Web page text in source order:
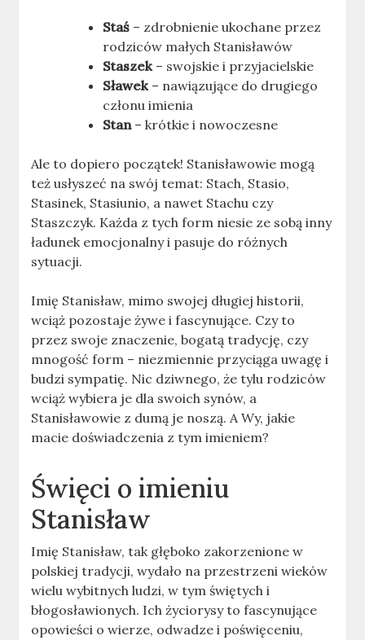
Staś – zdrobnienie ukochane przez
rodziców małych Stanisławów
Staszek– swojskie i przyjacielskie
Sławek– nawiązujące do drugiego
członu imienia
Stan– krótkie i nowoczesne
Ale to dopiero początek! Stanisławowie mogą
też usłyszeć na swój temat: Stach, Stasio,
Stasinek, Stasiunio, a nawet Stachu czy
Staszczyk. Każda z tych form niesie ze sobą inny
ładunek emocjonalny i pasuje do różnych
sytuacji.
Imię Stanisław, mimo swojej długiej historii,
wciąż pozostaje żywe i fascynujące. Czy to
przez swoje znaczenie, bogatą tradycję, czy
mnogość form – niezmiennie przyciąga uwagę i
budzi sympatię. Nic dziwnego, że tylu rodziców
wciąż wybiera je dla swoich synów, a
Stanisławowie z dumą je noszą. A Wy, jakie
macie doświadczenia z tym imieniem?
Święci o imieniu
Stanisław
Imię Stanisław, tak głęboko zakorzenione w
polskiej tradycji, wydało na przestrzeni wieków
wielu wybitnych ludzi, w tym świętych i
błogosławionych. Ich życiorysy to fascynujące
opowieści o wierze, odwadze i poświęceniu,